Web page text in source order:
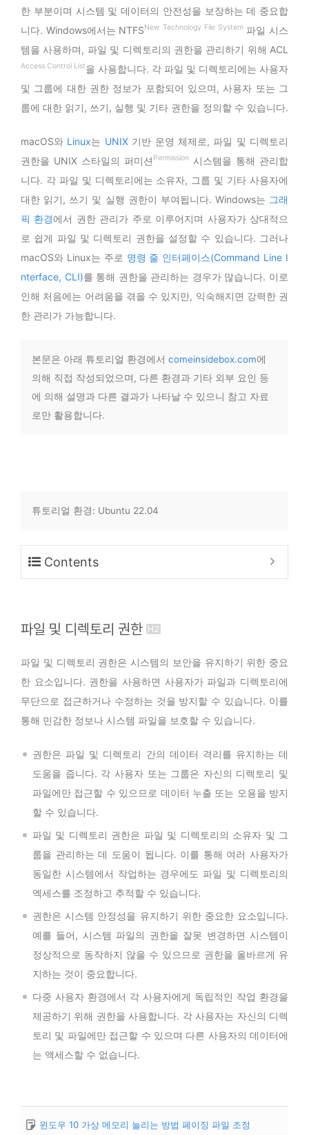
한 부분이며 시스템 및 데이터의 안전성을 보장하는 데 중요합
니다. Windows에서는 NTFSNew Technology File System 파일 시스
템을 사용하며, 파일 및 디렉토리의 권한을 관리하기 위해 ACL
Access Control List을 사용합니다. 각 파일 및 디렉토리에는 사용자
및 그룹에 대한 권한 정보가 포함되어 있으며, 사용자 또는 그
룹에 대한 읽기, 쓰기, 실행 및 기타 권한을 정의할 수 있습니다.
macOS와 Linux는 UNIX기반 운영 체제로, 파일 및 디렉토리
권한을 UNIX 스타일의 퍼미션 Permission 시스템을 통해 관리합
니다. 각 파일 및 디렉토리에는 소유자, 그룹 및 기타 사용자에
대한 읽기, 쓰기 및 실행 권한이 부여됩니다. Windows는 그래
픽 환경에서 권한 관리가 주로 이루어지며 사용자가 상대적으
로 쉽게 파일 및 디렉토리 권한을 설정할 수 있습니다. 그러나
macOS와 Linux는 주로 명령 줄 인터페이스(Command Line I
nterface, CLI)를 통해 권한을 관리하는 경우가 많습니다. 이로
인해 처음에는 어려움을 겪을 수 있지만, 익숙해지면 강력한 권
한 관리가 가능합니다.
본문은 아래 튜토리얼 환경에서 comeinsidebox.com에
의해 직접 작성되었으며, 다른 환경과 기타 외부 요인 등
에 의해 설명과 다른 결과가 나타날 수 있으니 참고 자료
로만 활용합니다.
튜토리얼 환경: Ubuntu 22.04
Contents
파일 및 디렉토리 권한
파일 및 디렉토리 권한은 시스템의 보안을 유지하기 위한 중요
한 요소입니다. 권한을 사용하면 사용자가 파일과 디렉토리에
무단으로 접근하거나 수정하는 것을 방지할 수 있습니다. 이를
통해 민감한 정보나 시스템 파일을 보호할 수 있습니다.
권한은 파일 및 디렉토리 간의 데이터 격리를 유지하는 데
도움을 줍니다. 각 사용자 또는 그룹은 자신의 디렉토리 및
파일에만 접근할 수 있으므로 데이터 누출 또는 오용을 방지
할 수 있습니다.
파일 및 디렉토리 권한은 파일 및 디렉토리의 소유자 및 그
룹을 관리하는 데 도움이 됩니다. 이를 통해 여러 사용자가
동일한 시스템에서 작업하는 경우에도 파일 및 디렉토리의
엑세스를 조정하고 추적할 수 있습니다.
권한은 시스템 안정성을 유지하기 위한 중요한 요소입니다.
예를 들어, 시스템 파일의 권한을 잘못 변경하면 시스템이
정상적으로 동작하지 않을 수 있으므로 권한을 올바르게 유
지하는 것이 중요합니다.
다중 사용자 환경에서 각 사용자에게 독립적인 작업 환경을
제공하기 위해 권한을 사용합니다. 각 사용자는 자신의 디렉
토리 및 파일에만 접근할 수 있으며 다른 사용자의 데이터에
는 액세스할 수 없습니다.
윈도우 10 가상 메모리 늘리는 방법 페이징 파일 조정